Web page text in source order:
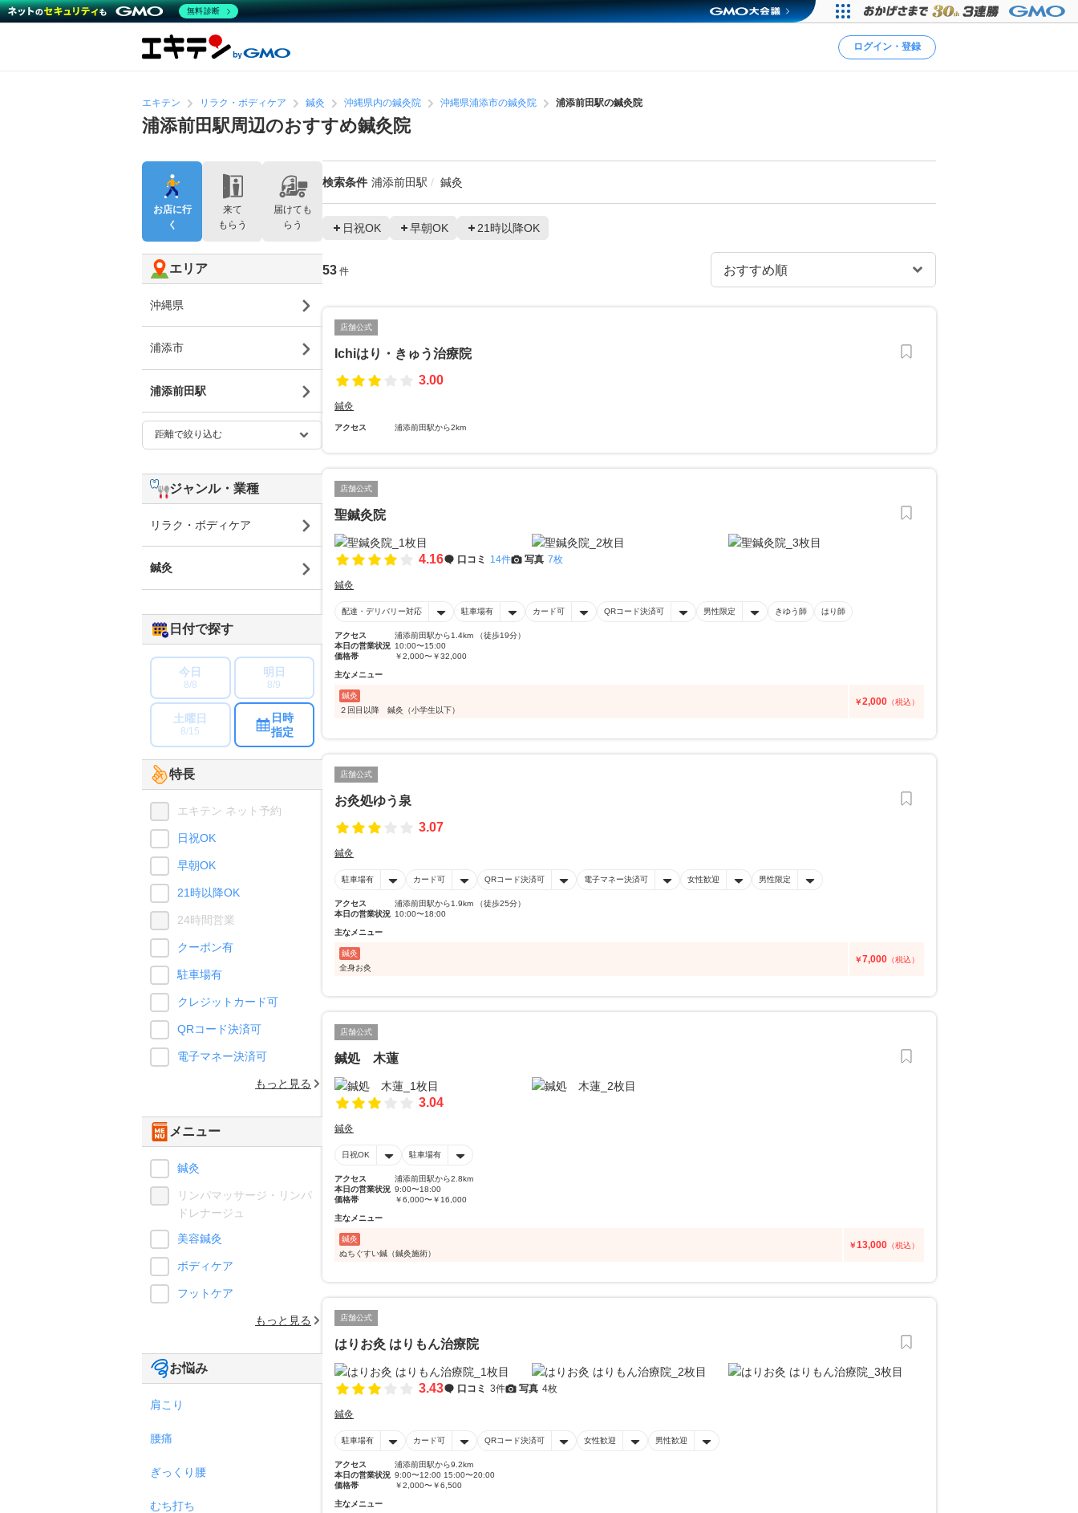
ログイン・登録
エキテン リラク・ボディケア 鍼灸 沖縄県内の鍼灸院 沖縄県浦添市の鍼灸院 浦添前田駅の鍼灸院
浦添前田駅周辺のおすすめ鍼灸院
検索条件 浦添前田駅 鍼灸
日祝OK 早朝OK 21時以降OK
53 件
店舗公式
Ichiはり・きゅう治療院
3.00
鍼灸
アクセス 浦添前田駅から2km
店舗公式
聖鍼灸院
4.16 口コミ 14件 写真 7枚
鍼灸
配達・デリバリー対応 駐車場有 カード可 QRコード決済可 男性限定 きゆう師 はり師
アクセス
浦添前田駅から1.4km （徒歩19分）
本日の営業状況 10:00〜15:00
価格帯
￥2,000〜￥32,000
主なメニュー
鍼灸
２回目以降 鍼灸（小学生以下）
￥2,000 （税込）
店舗公式
お灸処ゆう泉
3.07
鍼灸
駐車場有 カード可 QRコード決済可 電子マネー決済可 女性歓迎 男性限定
アクセス
浦添前田駅から1.9km （徒歩25分）
本日の営業状況 10:00〜18:00
主なメニュー
鍼灸
全身お灸
￥7,000 （税込）
店舗公式
鍼処 木蓮
3.04
鍼灸
日祝OK 駐車場有
アクセス
浦添前田駅から2.8km
本日の営業状況 9:00〜18:00
価格帯
￥6,000〜￥16,000
主なメニュー
鍼灸
ぬちぐすい鍼（鍼灸施術）
￥13,000 （税込）
店舗公式
はりお灸 はりもん治療院
3.43 口コミ 3件 写真 4枚
鍼灸
駐車場有 カード可 QRコード決済可 女性歓迎 男性歓迎
アクセス
浦添前田駅から9.2km
本日の営業状況 9:00〜12:00 15:00〜20:00
価格帯
￥2,000〜￥6,500
主なメニュー
お店に行
く
来て
もらう
届けても
らう
エリア
沖縄県
浦添市
浦添前田駅
ジャンル・業種
リラク・ボディケア
鍼灸
日付で探す
今日
8/8
明日
8/9
土曜日
8/15
日時
指定
特長
エキテン ネット予約
日祝OK
早朝OK
21時以降OK
24時間営業
クーポン有
駐車場有
クレジットカード可
QRコード決済可
電子マネー決済可
もっと見る
メニュー
鍼灸
リンパマッサージ・リンパ
ドレナージュ
美容鍼灸
ボディケア
フットケア
もっと見る
お悩み
肩こり
腰痛
ぎっくり腰
むち打ち
無料診断